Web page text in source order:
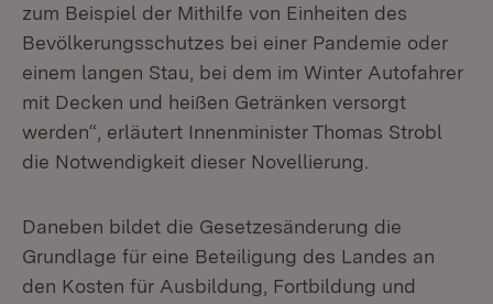
zum Beispiel der Mithilfe von Einheiten des
Bevölkerungsschutzes bei einer Pandemie oder
einem langen Stau, bei dem im Winter Autofahrer
mit Decken und heißen Getränken versorgt
werden“, erläutert Innenminister Thomas Strobl
die Notwendigkeit dieser Novellierung.
Daneben bildet die Gesetzesänderung die
Grundlage für eine Beteiligung des Landes an
den Kosten für Ausbildung, Fortbildung und